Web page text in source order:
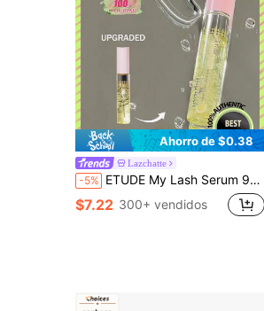
Ahorro de $0.38
Lazchatte
-5% ETUDE My Lash Serum 9g, Fórmula nutritiva ligera, hidratación de larga duración, crecimiento de volumen natural, cepillo fino, secado rápido, adecuado para uso diario de mujeres principiantes, K-Beauty, maquillaje coreano, regalo, 9g/0.32oz
$7.22 300+ vendidos